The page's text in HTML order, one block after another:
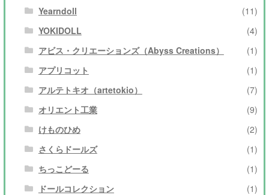
Yearndoll
(11)
YOKIDOLL
(4)
アビス・クリエーションズ（Abyss Creations）
(1)
アプリコット
(1)
アルテトキオ（artetokio）
(7)
オリエント工業
(9)
けものひめ
(2)
さくらドールズ
(1)
ちっこどーる
(1)
ドールコレクション
(1)